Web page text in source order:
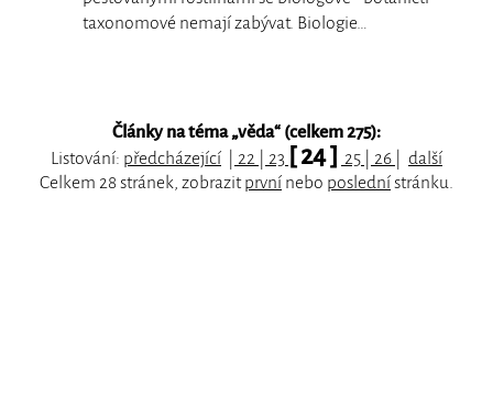
taxonomové nemají zabývat. Biologie…
Články na téma „věda“ (celkem 275):
Listování: předcházející 22 23 [ 24 ] 25 26
další
Celkem 28 stránek, zobrazitprvní nebo poslednístránku.